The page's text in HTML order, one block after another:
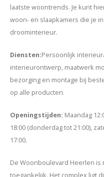
laatste woontrends. Je kunt
woon- en slaapkamers die je
droominterieur.
Diensten:Persoonlijk
interieurontwerp, maatwerk
bezorging en montage bij
op alle producten.
Openingstijden: Maandag
18:00 (donderdag tot 21:00),
17:00.
De Woonboulevard Heerlen